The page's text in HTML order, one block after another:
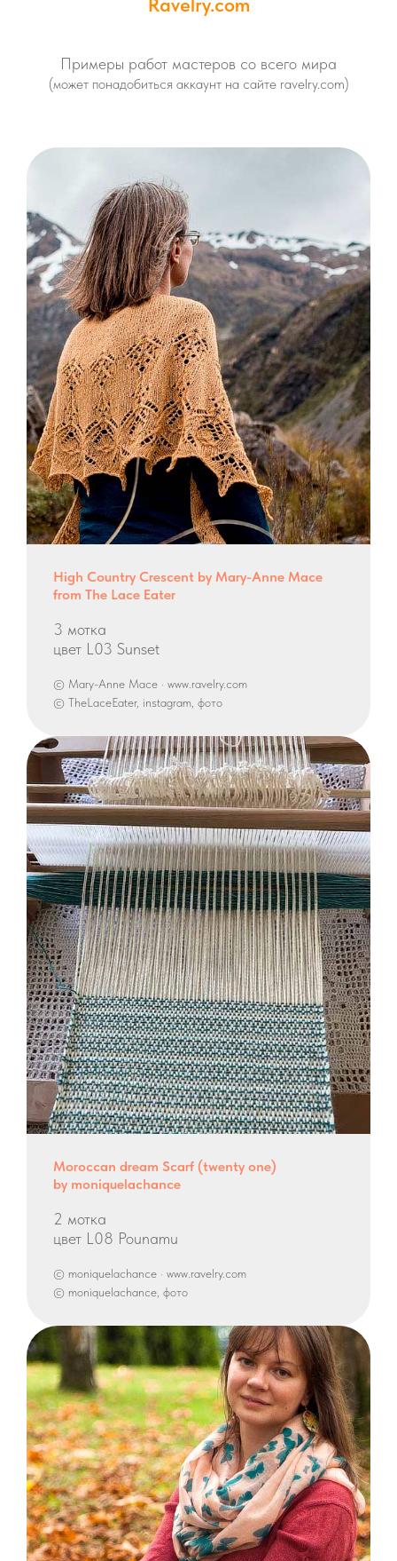
Примеры работ мастеров со всего мира
(может понадобиться аккаунт на сайте ravelry.com)
High Country Crescent by Mary-Anne Mace
from The Lace Eater
3 мотка
цвет L03 Sunset
© Mary-Anne Mace · www.ravelry.com
© TheLaceEater, instagram, фото
Moroccan dream Scarf (twenty one)
by moniquelachance
2 мотка
цвет L08 Pounamu
© moniquelachance · www.ravelry.com
© moniquelachance, фото